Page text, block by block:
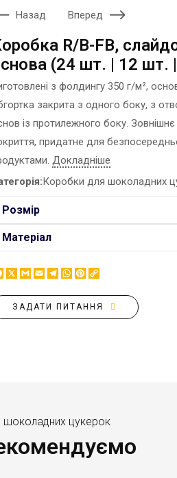
КАПЦI
КАРТИНИ ЗА НОМЕРАМИ
КЕПКИ
КИЛИМКИ ПІД МИШІ
МЕДАЛІ
МЕТАЛ
НІЧНИК
Назад Вперед
R/B-FB,
(24 шт. | 12 шт.
з фолдингу 350 г/м²,
закрита з одного боку, з
із протилежного боку.
придатне для
Докладніше
Коробки для шоколадних
Розмір
Матеріал
Facebook
X GmailEmailTelegram
WhatsApp
Pinterest
ЗАДАТИ ПИТАННЯ
шоколадних цукерок